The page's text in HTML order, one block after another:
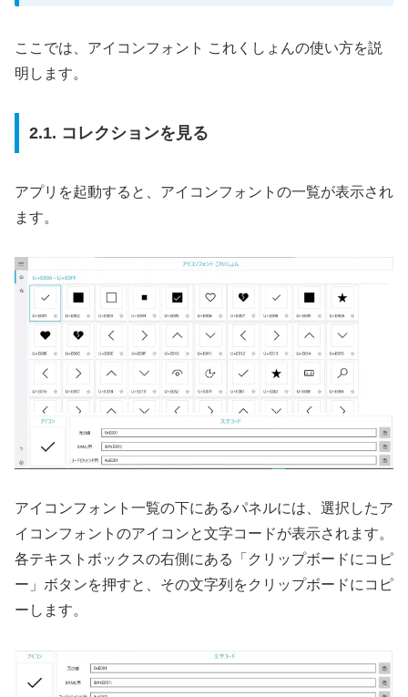
ここでは、アイコンフォント これくしょんの使い方を説
明します。
2.1. コレクションを見る
アプリを起動すると、アイコンフォントの一覧が表示され
ます。
アイコンフォント一覧の下にあるパネルには、選択したア
イコンフォントのアイコンと文字コードが表示されます。
各テキストボックスの右側にある「クリップボードにコピ
ー」ボタンを押すと、その文字列をクリップボードにコピ
ーします。